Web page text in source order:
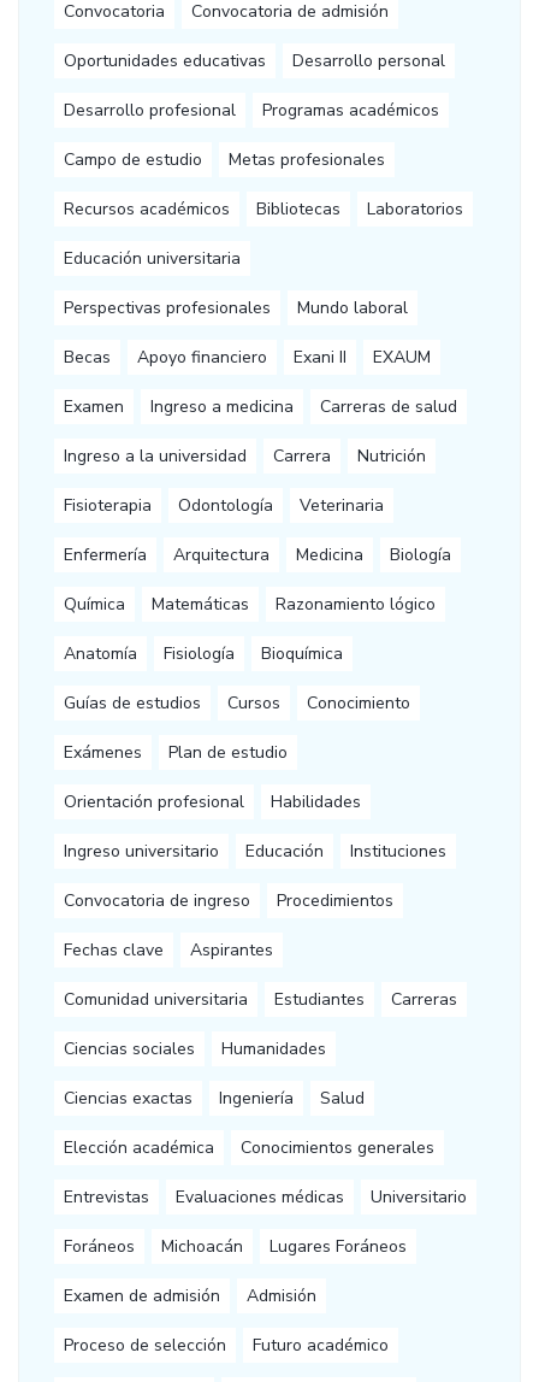
Convocatoria Convocatoria de admisión
Oportunidades educativas Desarrollo personal
Desarrollo profesional Programas académicos
Campo de estudio Metas profesionales
Recursos académicos Bibliotecas Laboratorios
Educación universitaria
Perspectivas profesionales Mundo laboral
Becas Apoyo financiero Exani II EXAUM
Examen Ingreso a medicina Carreras de salud
Ingreso a la universidad Carrera Nutrición
Fisioterapia Odontología Veterinaria
Enfermería Arquitectura Medicina Biología
Química Matemáticas Razonamiento lógico
Anatomía Fisiología Bioquímica
Guías de estudios Cursos Conocimiento
Exámenes Plan de estudio
Orientación profesional Habilidades
Ingreso universitario Educación Instituciones
Convocatoria de ingreso Procedimientos
Fechas clave Aspirantes
Comunidad universitaria Estudiantes Carreras
Ciencias sociales Humanidades
Ciencias exactas Ingeniería Salud
Elección académica Conocimientos generales
Entrevistas Evaluaciones médicas Universitario
Foráneos Michoacán Lugares Foráneos
Examen de admisión Admisión
Proceso de selección Futuro académico